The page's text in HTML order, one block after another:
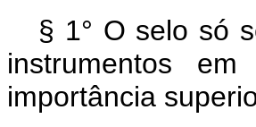
§ 1° O selo só
instrumentos
importância